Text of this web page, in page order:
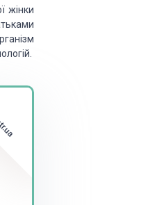
жінки